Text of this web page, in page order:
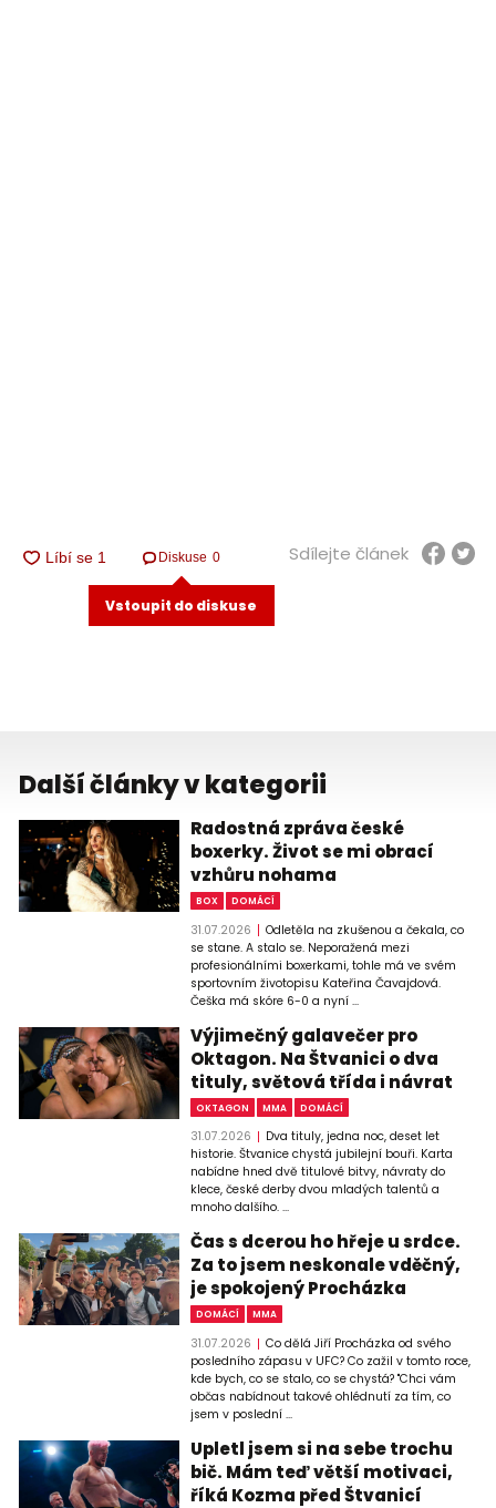
Diskuse 0
Vstoupit do diskuse
Sdílejte článek
Další články v kategorii
Radostná zpráva české
boxerky. Život se mi obrací
vzhůru nohama
BOX DOMÁCÍ
31.07.2026
Odletěla na zkušenou a čekala, co
se stane. A stalo se. Neporažená mezi
profesionálními boxerkami, tohle má ve svém
sportovním životopisu Kateřina Čavajdová.
Češka má skóre 6-0 a nyní ...
Výjimečný galavečer pro
Oktagon. Na Štvanici o dva
tituly, světová třída i návrat
OKTAGON MMA DOMÁCÍ
31.07.2026
Dva tituly, jedna noc, deset let
historie. Štvanice chystá jubilejní bouři. Karta
nabídne hned dvě titulové bitvy, návraty do
klece, české derby dvou mladých talentů a
mnoho dalšího. ...
Čas s dcerou ho hřeje u srdce.
Za to jsem neskonale vděčný,
je spokojený Procházka
DOMÁCÍ MMA
31.07.2026
Co dělá Jiří Procházka od svého
posledního zápasu v UFC? Co zažil v tomto roce,
kde bych, co se stalo, co se chystá? "Chci vám
občas nabídnout takové ohlédnutí za tím, co
jsem v poslední ...
Upletl jsem si na sebe trochu
bič. Mám teď větší motivaci,
říká Kozma před Štvanicí